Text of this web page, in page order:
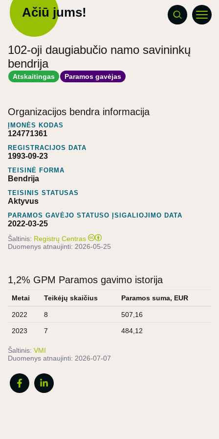
Ačiū jums!
102-oji daugiabučio namo savininkų
bendrija
Atskaitingas Paramos gavėjas
Organizacijos bendra informacija
ĮMONĖS KODAS
124771361
REGISTRACIJOS DATA
1993-09-23
TEISINĖ FORMA
Bendrija
TEISINIS STATUSAS
Aktyvus
PARAMOS GAVĖJO STATUSO ĮSIGALIOJIMO DATA
2022-03-25
Šaltinis: Registrų Centras
Duomenys atnaujinti: 2026-05-25
1,2% GPM Paramos gavimo istorija
Metai Teikėjų skaičius Paramos suma, EUR
2022 8 507,16
2023 7 484,12
Šaltinis: VMI
Duomenys atnaujinti: 2026-07-07